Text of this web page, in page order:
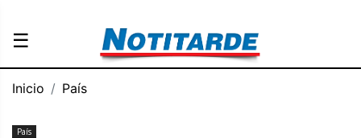
☰
Inicio País
País